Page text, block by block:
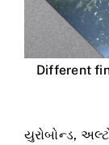
Different
યુરોબોન્ડ,